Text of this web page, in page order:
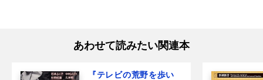
あわせて読みたい関連本
『テレビの荒野を歩い